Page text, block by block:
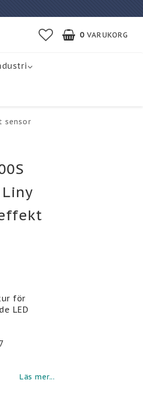
0 VARUKORG
sensor
för
LED
Läs mer...